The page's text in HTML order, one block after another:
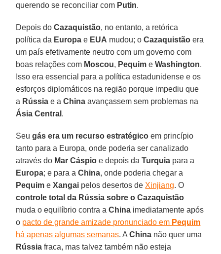
querendo se reconciliar com Putin.
Depois doCazaquistão, no entanto, a retórica
política da Europa e EUA mudou; oCazaquistão era
um país efetivamente neutro com um governo com
boas relações com Moscou, Pequim eWashington.
Isso era essencial para a política estadunidense e os
esforços diplomáticos na região porque impediu que
a Rússia e aChina avançassem sem problemas na
Ásia Central .
Seugás era um recurso estratégico em princípio
tanto para a Europa, onde poderia ser canalizado
através do Mar Cáspio e depois daTurquia para a
Europa; e para aChina, onde poderia chegar a
Pequim eXangai pelos desertos de Xinjiang. O
controle total da Rússia sobre o Cazaquistão
muda o equilíbrio contra aChina imediatamente após
o pacto de grande amizade pronunciado em Pequim
há apenas algumas semanas. AChina não quer uma
Rússia fraca, mas talvez também não esteja